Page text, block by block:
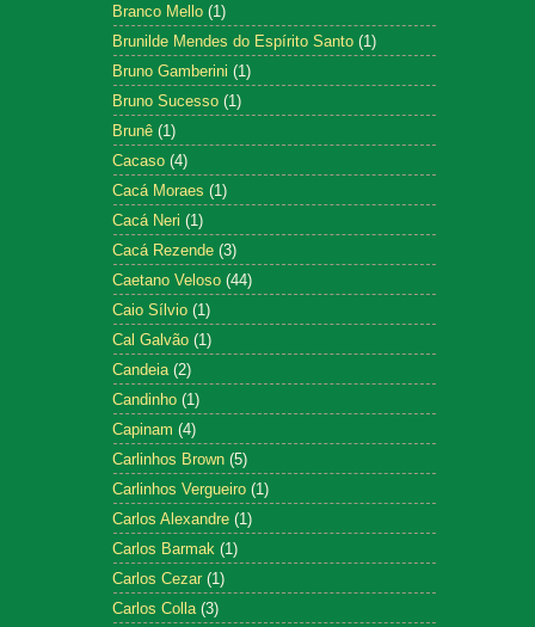
Branco Mello (1)
Brunilde Mendes do Espírito Santo (1)
Bruno Gamberini (1)
Bruno Sucesso (1)
Brunê (1)
Cacaso (4)
Cacá Moraes (1)
Cacá Neri (1)
Cacá Rezende (3)
Caetano Veloso (44)
Caio Sílvio (1)
Cal Galvão (1)
Candeia (2)
Candinho (1)
Capinam (4)
Carlinhos Brown (5)
Carlinhos Vergueiro (1)
Carlos Alexandre (1)
Carlos Barmak (1)
Carlos Cezar (1)
Carlos Colla (3)